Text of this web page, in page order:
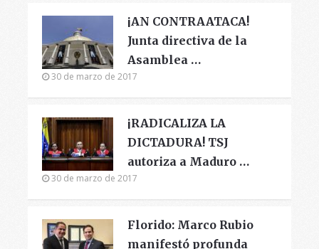
¡AN CONTRAATACA!
Junta directiva de la
Asamblea …
30 de marzo de 2017
¡RADICALIZA LA
DICTADURA! TSJ
autoriza a Maduro …
30 de marzo de 2017
Florido: Marco Rubio
manifestó profunda